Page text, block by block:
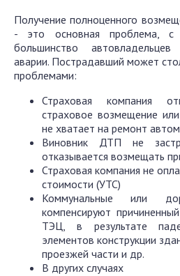
Получение полноценного
- это основная проблема, с
большинство
аварии. Пострадавший может
проблемами:
Страховая компания
страховое возмещение
не хватает на ремонт
Виновник ДТП не
отказывается возмещать
Страховая компания не
стоимости (УТС)
Коммунальные или
компенсируют
ТЭЦ, в результате
элементов конструкции
проезжей части и др.
В других случаях